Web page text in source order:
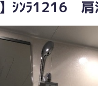
】ｼﾝﾗ1216 肩